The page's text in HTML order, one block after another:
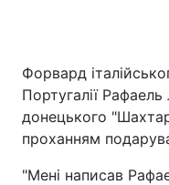
Форвард
Португалії
донецького
проханням
"Мені написав